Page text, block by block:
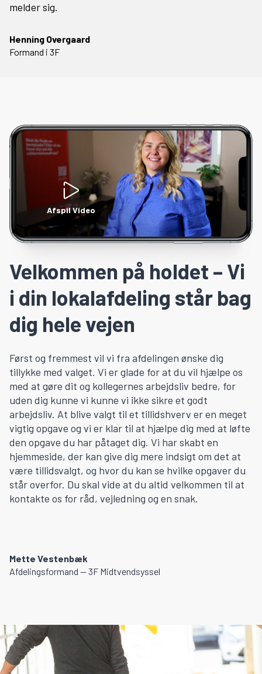
melder sig.
Henning Overgaard
Formand i 3F
Velkommen på holdet – Vi
i din lokalafdeling står bag
dig hele vejen
Først og fremmest vil vi fra afdelingen ønske dig
tillykke med valget. Vi er glade for at du vil hjælpe os
med at gøre dit og kollegernes arbejdsliv bedre, for
uden dig kunne vi kunne vi ikke sikre et godt
arbejdsliv. At blive valgt til et tillidshverv er en meget
vigtig opgave og vi er klar til at hjælpe dig med at løfte
den opgave du har påtaget dig. Vi har skabt en
hjemmeside, der kan give dig mere indsigt om det at
være tillidsvalgt, og hvor du kan se hvilke opgaver du
står overfor. Du skal vide at du altid velkommen til at
kontakte os for råd, vejledning og en snak.
Mette Vestenbæk
Afdelingsformand — 3F Midtvendsyssel
Afspil Video